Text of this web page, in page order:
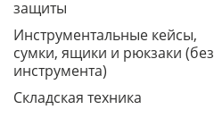
защиты
Инструментальные кейсы,
сумки, ящики и рюкзаки (без
инструмента)
Складская техника